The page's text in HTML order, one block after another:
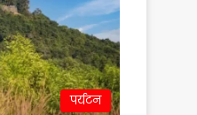
पर्यटन